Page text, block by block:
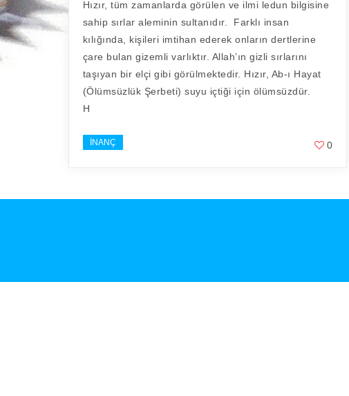
Hızır, tüm zamanlarda görülen ve ilmi ledun bilgisine
sahip sırlar aleminin sultanıdır. Farklı insan
kılığında, kişileri imtihan ederek onların dertlerine
çare bulan gizemli varlıktır. Allah’ın gizli sırlarını
taşıyan bir elçi gibi görülmektedir. Hızır, Ab-ı Hayat
(Ölümsüzlük Şerbeti) suyu içtiği için ölümsüzdür.
H
İNANÇ 0